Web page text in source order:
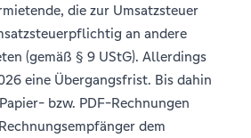
die zur Umsatzsteuer
an andere
(gemäß § 9 UStG). Allerdings
eine Übergangsfrist. Bis dahin
bzw. PDF-Rechnungen
dem